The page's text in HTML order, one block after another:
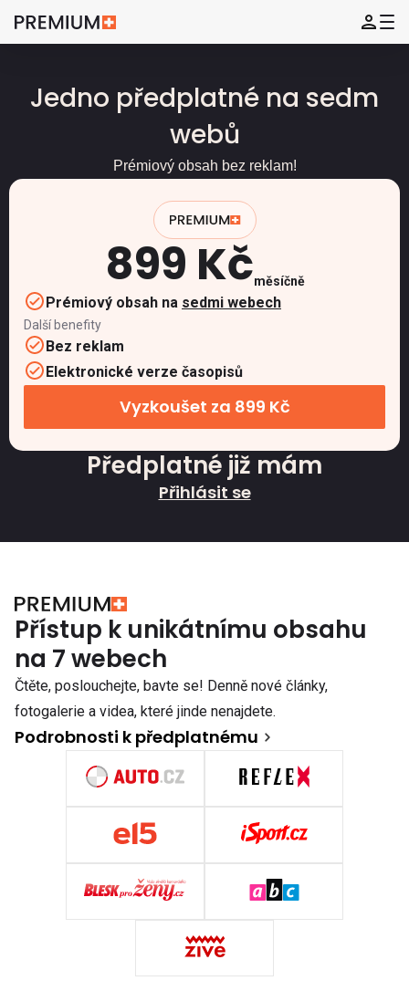
Jedno předplatné na sedm
webů
Prémiový obsah bez reklam!
899 Kčměsíčně
Prémiový obsah na sedmi webech
Další benefity
Bez reklam
Elektronické verze časopisů
Vyzkoušet za 899 Kč
Předplatné již mám
Přihlásit se
Přístup k unikátnímu obsahu
na 7 webech
Čtěte, poslouchejte, bavte se! Denně nové články,
fotogalerie a videa, které jinde nenajdete.
Podrobnosti k předplatnému